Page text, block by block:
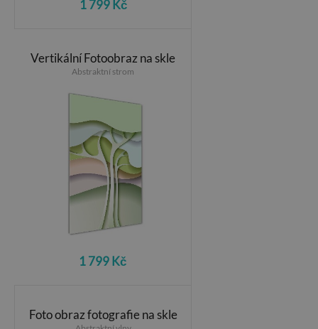
1 799 Kč
Vertikální Fotoobraz na skle
Abstraktní strom
1 799 Kč
Foto obraz fotografie na skle